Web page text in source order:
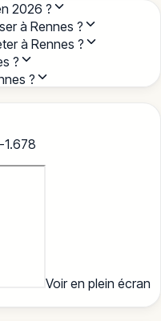
2026 ?
à Rennes ?
à Rennes ?
?
?
-1.678
Voir en plein écran